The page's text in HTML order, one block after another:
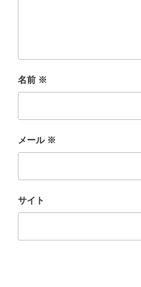
名前 ※
メール ※
サイト